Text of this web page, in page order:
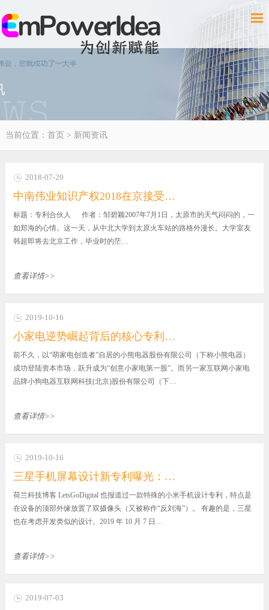
当前位置： 首页 > 新闻资讯
2018-07-20
中南伟业知识产权2018在京接受…
标题：专利合伙人 作者：邹碧颖2007年7月1日，太原市的天气闷闷的，一
如郑海的心情。这一天，从中北大学到太原火车站的路格外漫长。大学室友
韩超即将去北京工作，毕业时的茫…
查看详情>>
2019-10-16
小家电逆势崛起背后的核心专利…
前不久，以“萌家电创造者”自居的小熊电器股份有限公司（下称小熊电器）
成功登陆资本市场，跃升成为“创意小家电第一股”。而另一家互联网小家电
品牌小狗电器互联网科技(北京)股份有限公司（下…
查看详情>>
2019-10-16
三星手机屏幕设计新专利曝光：…
荷兰科技博客 LetsGoDigital 也报道过一款特殊的小米手机设计专利，特点是
在设备的顶部外缘放置了双摄像头（又被称作“反刘海”）。 有趣的是，三星
也在考虑开发类似的设计。2019 年 10 月 7 日…
查看详情>>
2019-07-03